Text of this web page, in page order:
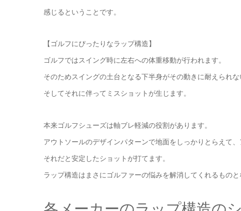
感じるということです。
【ゴルフにぴったりなラップ構造】
ゴルフではスイング時に左右への体重移動が行われます。
そのためスイングの土台となる下半身がその動きに耐えられ
そしてそれに伴ってミスショットが生じます。
本来ゴルフシューズは軸ブレ軽減の役割があります。
アウトソールのデザインパターンで地面をしっかりとらえて
それだと安定したショットが打てます。
ラップ構造はまさにゴルファーの悩みを解消してくれるものと